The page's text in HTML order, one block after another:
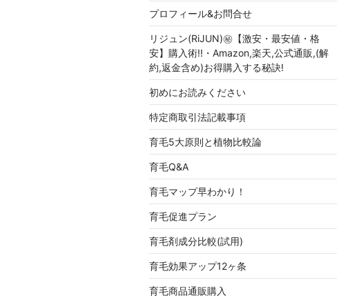
プロフィール&お問合せ
リジュン(RiJUN)㊙【激安・最安値・格
安】購入術!!・Amazon,楽天,公式通販,(解
約,返金含め)お得購入する秘訣!
初めにお読みください
特定商取引法記載事項
育毛5大原則と植物比較論
育毛Q&A
育毛マップ早わかり！
育毛促進プラン
育毛剤成分比較(試用)
育毛効果アップ12ヶ条
育毛商品通販購入